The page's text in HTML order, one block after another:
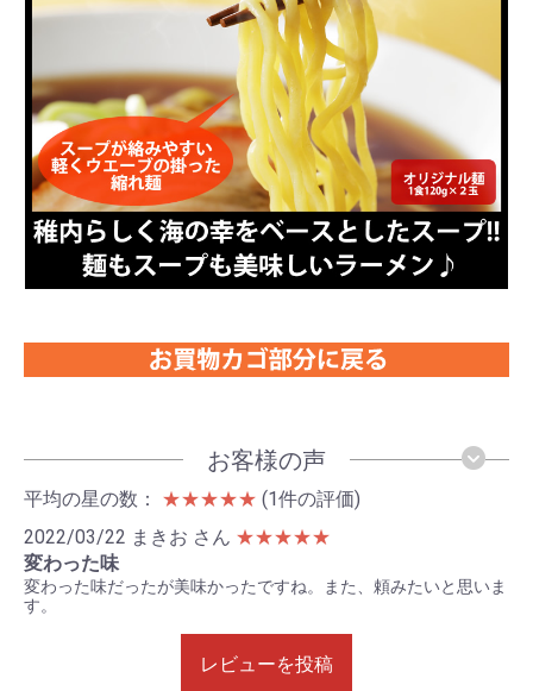
お客様の声
平均の星の数： ★★★★★ (1件の評価)
2022/03/22 まきお さん ★★★★★
変わった味
変わった味だったが美味かったですね。また、頼みたいと思いま
す。
レビューを投稿